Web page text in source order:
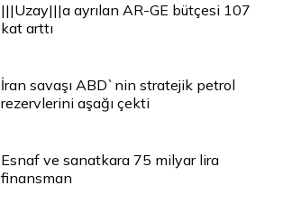
|||Uzay|||a ayrılan AR-GE bütçesi 107
kat arttı
İran savaşı ABD`nin stratejik petrol
rezervlerini aşağı çekti
Esnaf ve sanatkara 75 milyar lira
finansman